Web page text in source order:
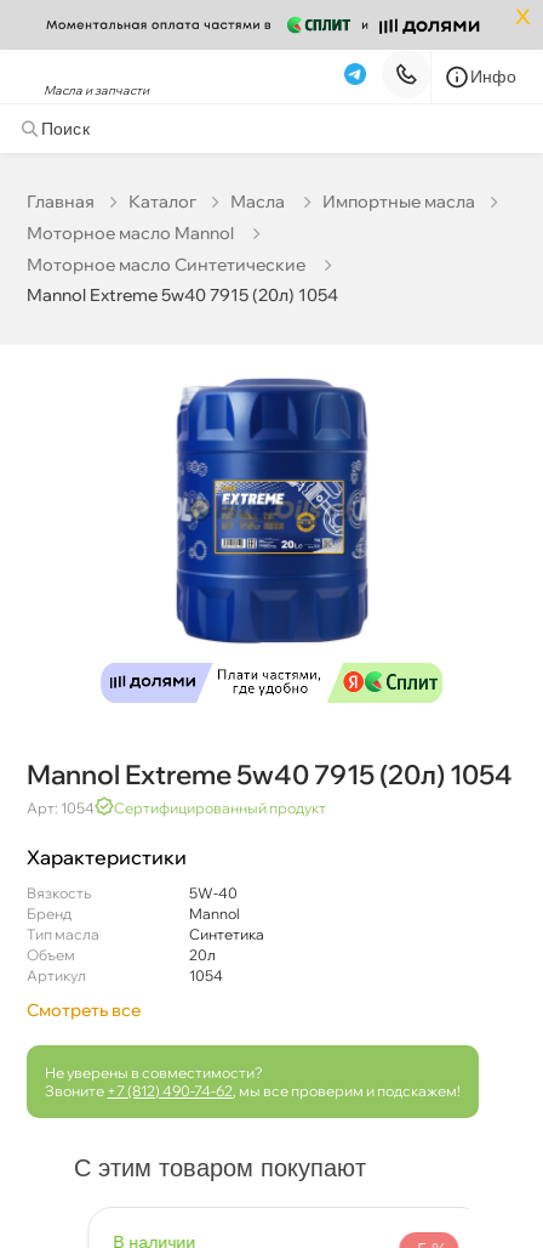
x
Масла и запчасти
Инфо
Главная Катало Масла
Импортные масла
Моторное масло Mannol
Моторное масло Синтетические
Mannol Extreme 5w40 7915 (20л) 1054
Mannol Extreme 5w40 7915 (20л) 1054
Арт: 1054 Сертифицированный продукт
Характеристики
язкость
5W-40
Бренд
Mannol
Тип масла
Синтетика
Объем
20л
Артикул
1054
Смотреть все
Не уверены в совместимости?
Звоните +7 (812) 490-74-62 , мы все проверим и подскажем!
С этим товаром покупают
наличии
Бесплатная Сегодня, 09.08 (при заказе от 2000₽)
Срочная за 2 ч – 399 ₽
Список